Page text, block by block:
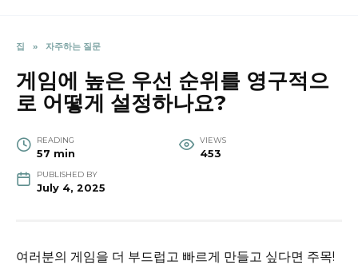
집 » 자주하는 질문
게임에 높은 우선 순위를 영구적으
로 어떻게 설정하나요?
READING
57 min
VIEWS
453
PUBLISHED BY
July 4, 2025
여러분의 게임을 더 부드럽고 빠르게 만들고 싶다면 주목!